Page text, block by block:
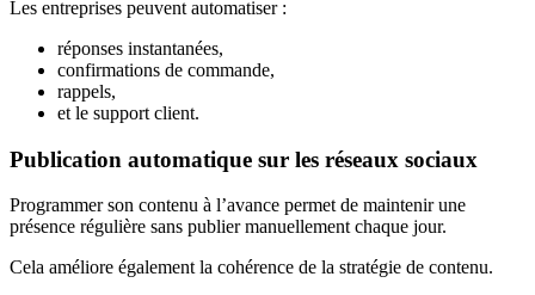
Les entreprises peuvent automatiser :
réponses instantanées,
confirmations de commande,
rappels,
et le support client.
Publication automatique sur les réseaux sociaux
Programmer son contenu à l’avance permet de maintenir une
présence régulière sans publier manuellement chaque jour.
Cela améliore également la cohérence de la stratégie de contenu.